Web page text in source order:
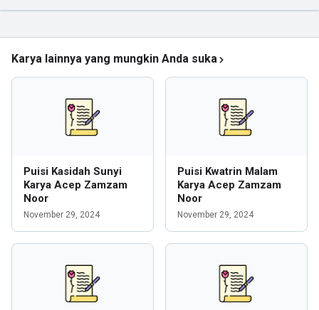
Karya lainnya yang mungkin Anda suka
Puisi Kasidah Sunyi
Karya Acep Zamzam
Noor
November 29, 2024
Puisi Kwatrin Malam
Karya Acep Zamzam
Noor
November 29, 2024